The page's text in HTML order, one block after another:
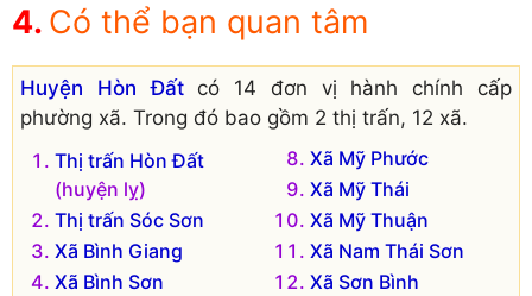
Có thể bạn quan tâm
Huyện Hòn Đấtcó 14 đơn vị hành chính cấp
phường xã. Trong đó bao gồm 2 thị trấn, 12 xã.
Thị trấn Hòn Đất
(huyện lỵ)
Thị trấn Sóc Sơn
Xã Bình Giang
Xã Bình Sơn
Xã Mỹ Phước
Xã Mỹ Thái
Xã Mỹ Thuận
Xã Nam Thái Sơn
Xã Sơn Bình